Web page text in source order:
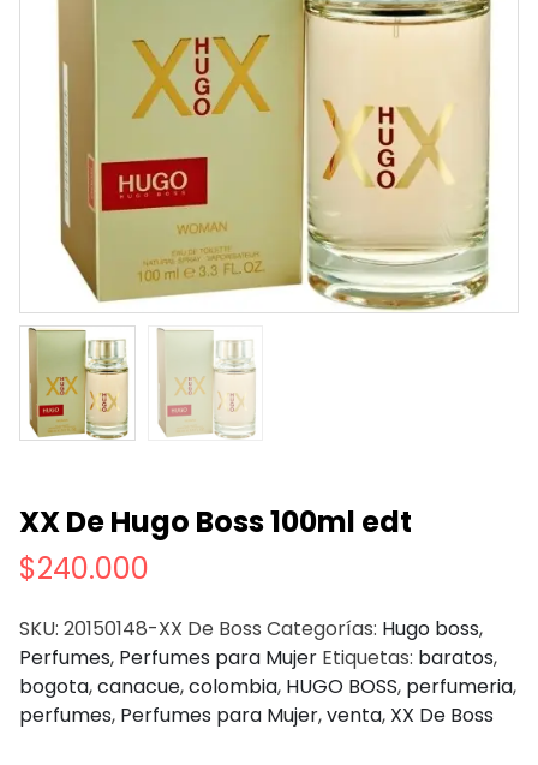
XX De Hugo Boss 100ml edt
$240.000
SKU: 20150148-XX De Boss Categorías: Hugo boss,
Perfumes, Perfumes para Mujer Etiquetas: baratos,
bogota,canacue,colombia, HUGO BOSS, perfumeria,
perfumes, Perfumes para Mujer,venta, XX De Boss